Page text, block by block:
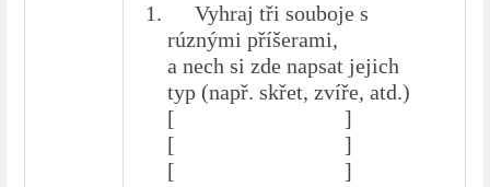
Vyhraj tři souboje s
rúznými příšerami,
a nech si zde napsat jejich
typ (např. skřet, zvíře, atd.)
[ ]
[ ]
[ ]